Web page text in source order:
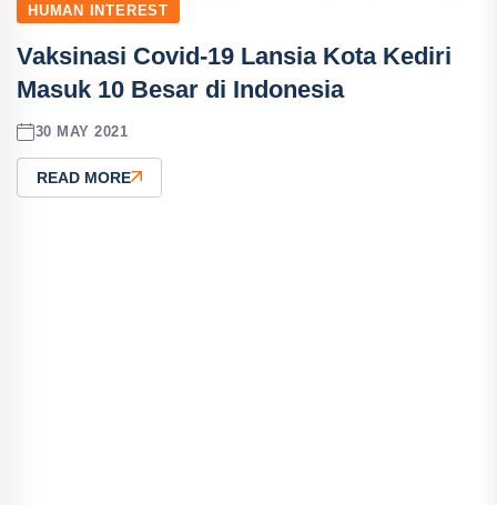
HUMAN INTEREST
Vaksinasi Covid-19 Lansia Kota Kediri
Masuk 10 Besar di Indonesia
30 MAY 2021
READ MORE